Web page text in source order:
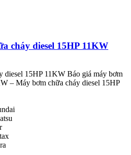
cháy diesel 15HP 11KW
diesel 15HP 11KW Báo giá máy bơm
– Máy bơm chữa cháy diesel 15HP